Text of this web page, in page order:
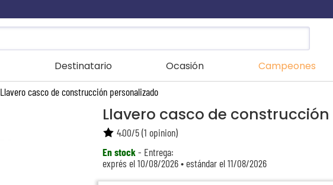
Destinatario Ocasión Campeones
Llavero casco de construcción personalizado
Llavero casco de
En stock- Entrega:
exprés el 10/08/2026 • estándar el 11/08/2026
4.00/5(1 opinion)